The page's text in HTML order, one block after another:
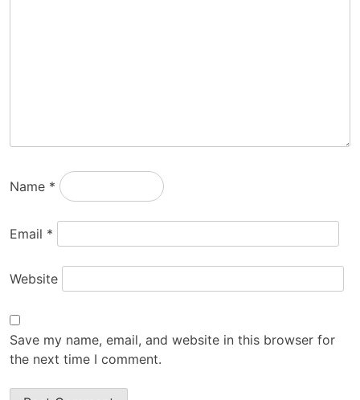
Name *
Email *
Website
Save my name, email, and website in this browser for
the next time I comment.